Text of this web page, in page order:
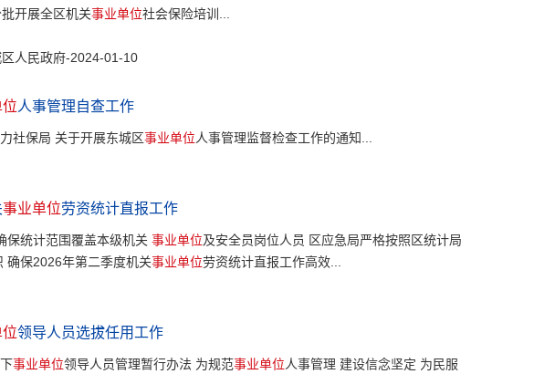
开展全区机关事业单位社会保险培训...
人民政府-2024-01-10
人事管理自查工作
社保局 关于开展东城区事业单位人事管理监督检查工作的通知...
事业单位劳资统计直报工作
保统计范围覆盖本级机关 事业单位及安全员岗位人员 区应急局严格按照区统计局
确保2026年第二季度机关事业单位劳资统计直报工作高效...
领导人员选拔任用工作
事业单位领导人员管理暂行办法 为规范事业单位人事管理 建设信念坚定 为民服